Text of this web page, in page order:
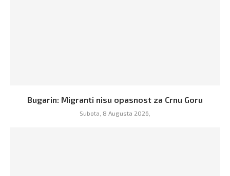
Bugarin: Migranti nisu opasnost za Crnu Goru
Subota, 8 Augusta 2026,